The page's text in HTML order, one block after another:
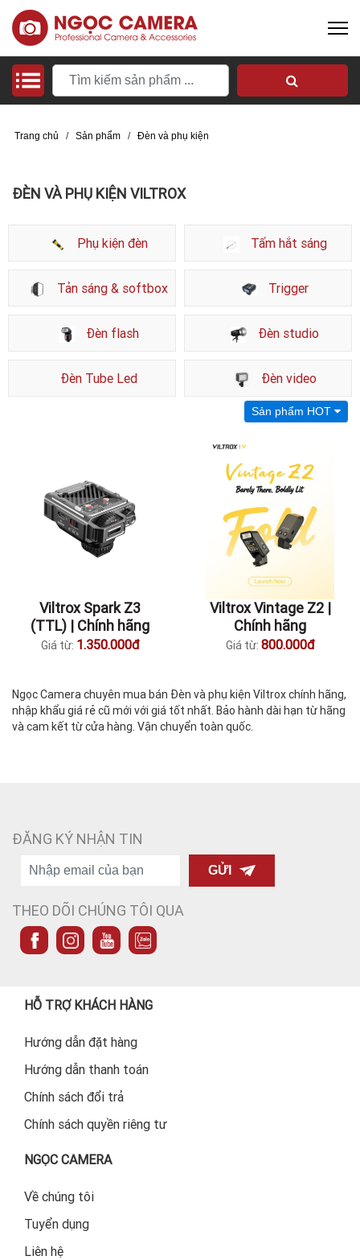
Trang chủ / Sản phẩm / Đèn và phụ kiện
ĐÈN VÀ PHỤ KIỆN VILTROX
Phụ kiện đèn Tấm hắt sáng
Tản sáng & softbox Trigger
Đèn flash Đèn studio
Đèn Tube Led Đèn video
Sản phẩm HOT
Viltrox Spark Z3
(TTL) | Chính hãng
Giá từ: 1.350.000đ
Viltrox Vintage Z2 |
Chính hãng
Giá từ: 800.000đ
Ngọc Camera chuyên mua bán Đèn và phụ kiện Viltrox chính hãng,
nhập khẩu giá rẻ cũ mới với giá tốt nhất. Bảo hành dài hạn từ hãng
và cam kết từ cửa hàng. Vận chuyển toàn quốc.
ĐĂNG KÝ NHẬN TIN
GỬI
THEO DÕI CHÚNG TÔI QUA
HỖ TRỢ KHÁCH HÀNG
Hướng dẫn đặt hàng
Hướng dẫn thanh toán
Chính sách đổi trả
Chính sách quyền riêng tư
NGỌC CAMERA
Về chúng tôi
Tuyển dụng
Liên hệ